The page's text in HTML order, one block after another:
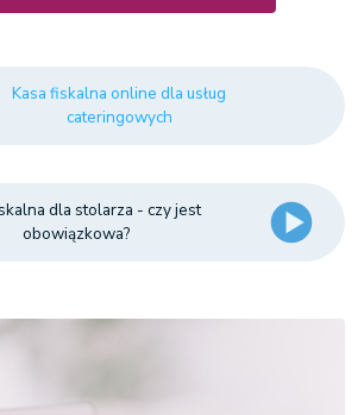
Kasa fiskalna online dla usług
cateringowych
dla stolarza - czy jest
obowiązkowa?